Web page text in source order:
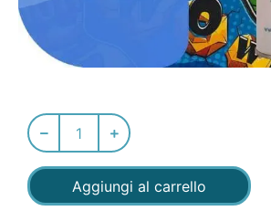
Aggiungi al carrello